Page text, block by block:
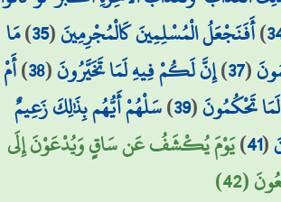
)أَفَنَجْعَلُ الْمُسْلِمِينَ كَالْمُجْرِمِينَ(
35
)مَا
(
37
)إِنَّ لَكُمْ فِيهِ لَمَا تَخَيَّرُونَ(
38
)أَمْ
تَحْكُمُونَ(
39
)سَلْهُمْ أَيُّهُم بِذَٰلِكَ زَعِيمٌ
(
41
)يَوْمَ يُكْشَفُ عَن سَاقٍ وَيُدْعَوْنَ إِلَى
(42)